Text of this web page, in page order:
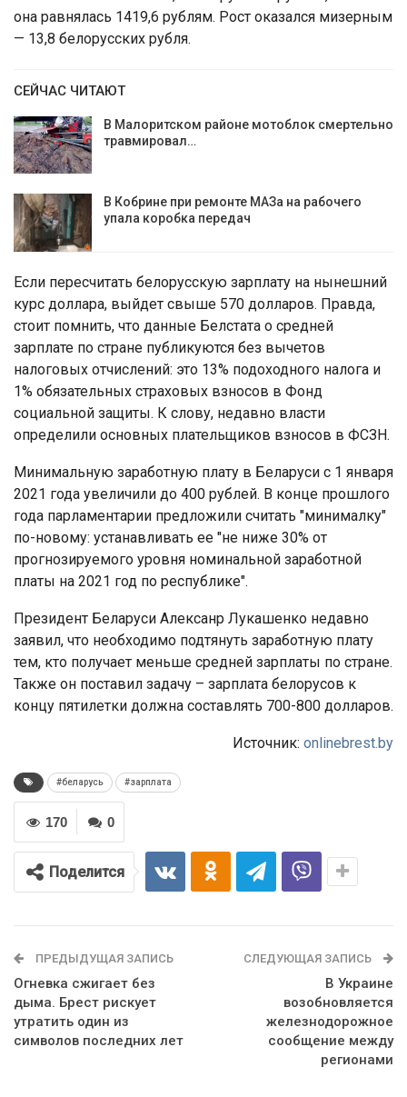
она равнялась 1419,6 рублям. Рост оказался мизерным
— 13,8 белорусских рубля.
СЕЙЧАС ЧИТАЮТ
В Малоритском районе мотоблок смертельно
травмировал…
В Кобрине при ремонте МАЗа на рабочего
упала коробка передач
Если пересчитать белорусскую зарплату на нынешний
курс доллара, выйдет свыше 570 долларов. Правда,
стоит помнить, что данные Белстата о средней
зарплате по стране публикуются без вычетов
налоговых отчислений: это 13% подоходного налога и
1% обязательных страховых взносов в Фонд
социальной защиты. К слову, недавно власти
определили основных плательщиков взносов в ФСЗН.
Минимальную заработную плату в Беларуси с 1 января
2021 года увеличили до 400 рублей. В конце прошлого
года парламентарии предложили считать "минималку"
по-новому: устанавливать ее "не ниже 30% от
прогнозируемого уровня номинальной заработной
платы на 2021 год по республике".
Президент Беларуси Алексанр Лукашенко недавно
заявил, что необходимо подтянуть заработную плату
тем, кто получает меньше средней зарплаты по стране.
Также он поставил задачу – зарплата белорусов к
концу пятилетки должна составлять 700-800 долларов.
Источник: onlinebrest.by
#беларусь #зарплата
0
170
Поделится
ПРЕДЫДУЩАЯ ЗАПИСЬ
Огневка сжигает без
дыма. Брест рискует
утратить один из
символов последних лет
СЛЕДУЮЩАЯ ЗАПИСЬ
В Украине
возобновляется
железнодорожное
сообщение между
регионами